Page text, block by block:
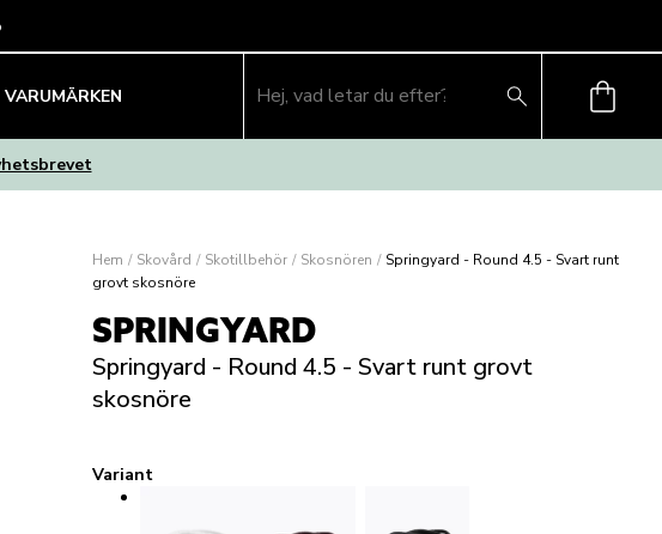
VARUMÄRKEN
Hem / Skovård / Skotillbehör / Skosnören / Springyard - Round 4.5 - Svart runt
grovt skosnöre
SPRINGYARD
Springyard - Round 4.5 - Svart runt grovt
skosnöre
Variant